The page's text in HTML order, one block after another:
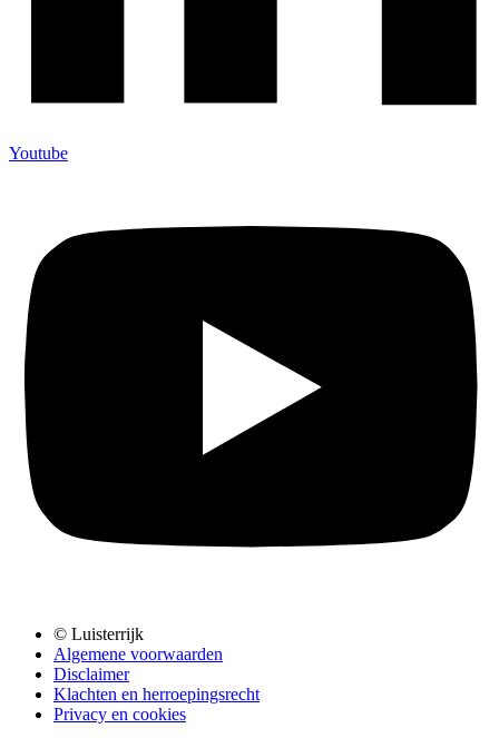
Youtube
© Luisterrijk
Algemene voorwaarden
Disclaimer
Klachten en herroepingsrecht
Privacy en cookies